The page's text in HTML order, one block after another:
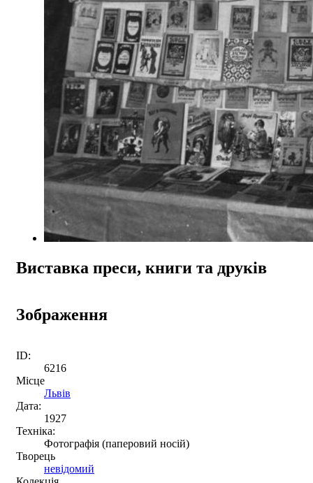
Виставка преси, книги та друків
Зображення
ID:
6216
Місце
Львів
Дата:
1927
Техніка:
Фотографія (паперовий носій)
Творець
невідомий